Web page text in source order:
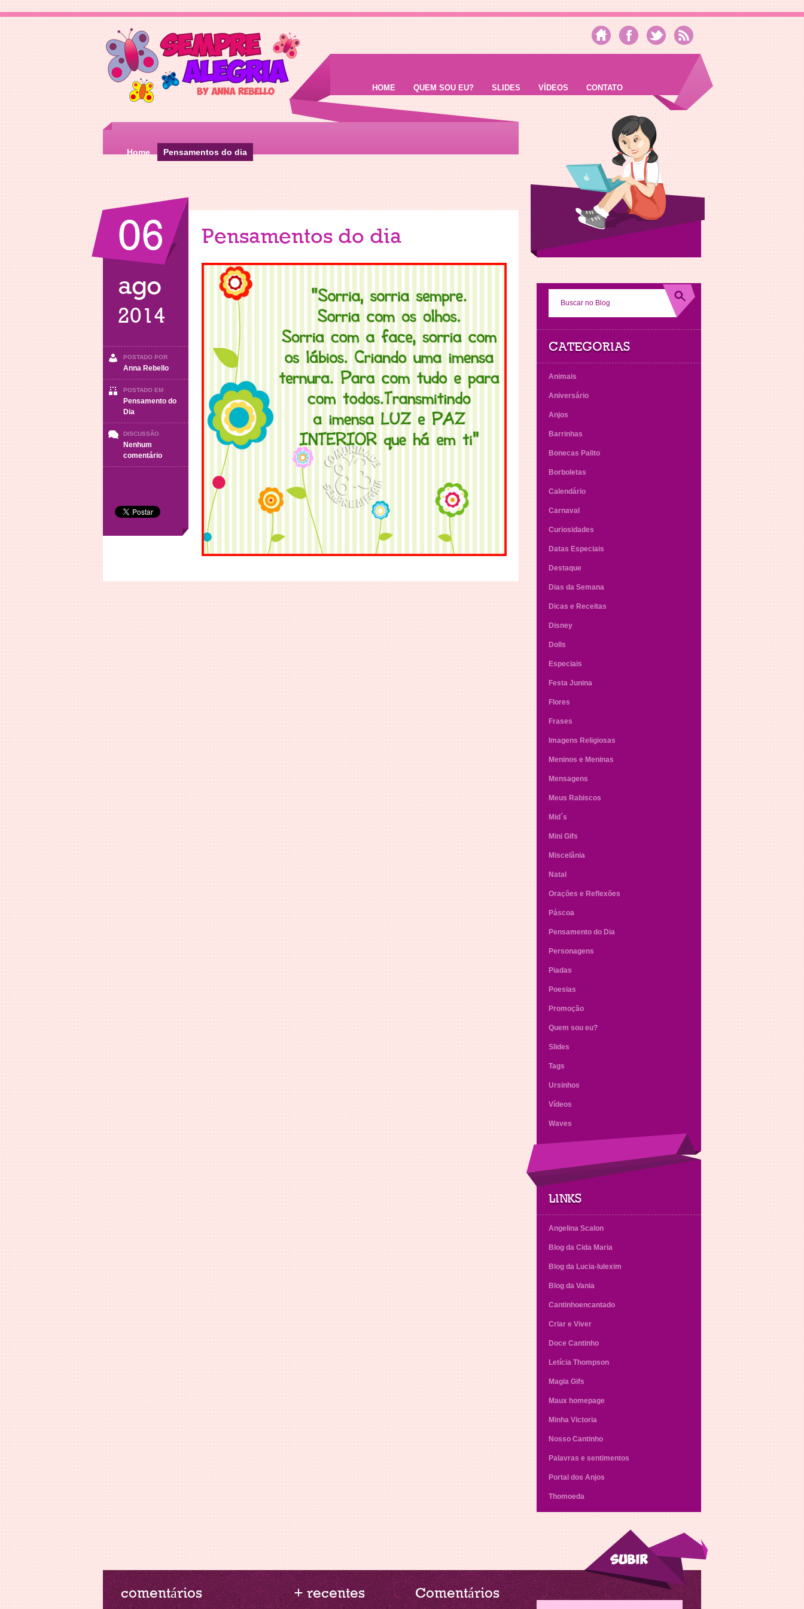
HOME QUEM SOU EU? SLIDES VÍDEOS CONTATO
Home Pensamentos do dia
06
ago
2014
POSTADO POR
Anna Rebello
POSTADO EM
Pensamento do
Dia
DISCUSSÃO
Nenhum
comentárioem
Pensamentos
Pensamentos do dia
CATEGORIAS
Animais
Aniversário
Anjos
Barrinhas
Bonecas Palito
Borboletas
Calendário
Carnaval
Curiosidades
Datas Especiais
Destaque
Dias da Semana
Dicas e Receitas
Disney
Dolls
Especiais
Festa Junina
Flores
Frases
Imagens Religiosas
Meninos e Meninas
Mensagens
Meus Rabiscos
Mid´s
Mini Gifs
Miscelânia
Natal
Orações e Reflexões
Páscoa
Pensamento do Dia
Personagens
Piadas
Poesias
Promoção
Quem sou eu?
Slides
Tags
Ursinhos
Vídeos
Waves
LINKS
Angelina Scalon
Blog da Cida Maria
Blog da Lucia-lulexim
Blog da Vania
Cantinhoencantado
Criar e Viver
Doce Cantinho
Letícia Thompson
Magia Gifs
Maux homepage
Minha Victoria
Nosso Cantinho
Palavras e sentimentos
Portal dos Anjos
Thomoeda
comentários + recentes Comentários